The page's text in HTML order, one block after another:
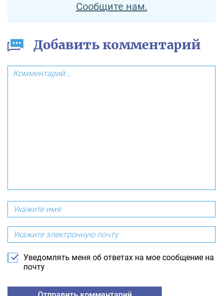
Сообщите нам.
Добавить комментарий
Уведомлять меня об ответах на мое сообщение на
почту